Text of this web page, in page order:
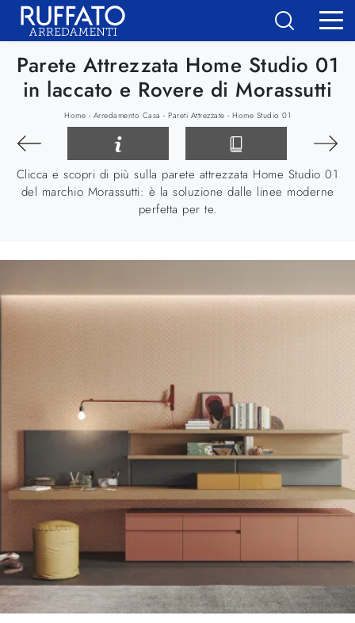
Parete Attrezzata Home Studio 01
in laccato e Rovere di Morassutti
Home - Arredamento Casa - Pareti Attrezzate - Home Studio 01
Clicca e scopri di più sulla parete attrezzata Home Studio 01
del marchio Morassutti: è la soluzione dalle linee moderne
perfetta per te.